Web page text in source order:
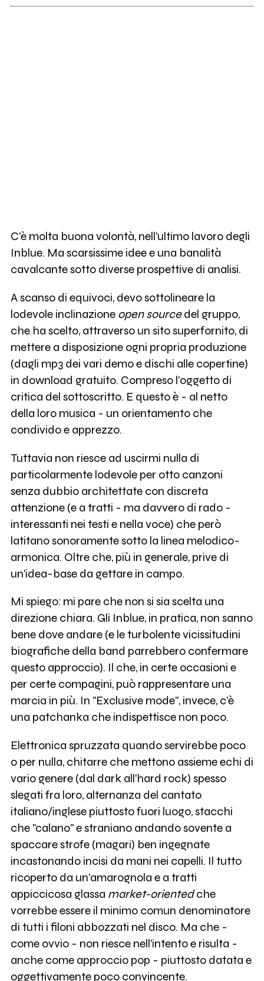
C'è molta buona volontà, nell'ultimo lavoro degli
Inblue. Ma scarsissime idee e una banalità
cavalcante sotto diverse prospettive di analisi.
A scanso di equivoci, devo sottolineare la
lodevole inclinazione open sourcedel gruppo,
che ha scelto, attraverso un sito superfornito, di
mettere a disposizione ogni propria produzione
(dagli mp3 dei vari demo e dischi alle copertine)
in download gratuito. Compreso l'oggetto di
critica del sottoscritto. E questo è - al netto
della loro musica - un orientamento che
condivido e apprezzo.
Tuttavia non riesce ad uscirmi nulla di
particolarmente lodevole per otto canzoni
senza dubbio architettate con discreta
attenzione (e a tratti - ma davvero di rado -
interessanti nei testi e nella voce) che però
latitano sonoramente sotto la linea melodico-
armonica. Oltre che, più in generale, prive di
un'idea-base da gettare in campo.
Mi spiego: mi pare che non si sia scelta una
direzione chiara. Gli Inblue, in pratica, non sanno
bene dove andare (e le turbolente vicissitudini
biografiche della band parrebbero confermare
questo approccio). Il che, in certe occasioni e
per certe compagini, può rappresentare una
marcia in più. In "Exclusive mode", invece, c'è
una patchanka che indispettisce non poco.
Elettronica spruzzata quando servirebbe poco
o per nulla, chitarre che mettono assieme echi di
vario genere (dal dark all'hard rock) spesso
slegati fra loro, alternanza del cantato
italiano/inglese piuttosto fuori luogo, stacchi
che "calano" e straniano andando sovente a
spaccare strofe (magari) ben ingegnate
incastonando incisi da mani nei capelli. Il tutto
ricoperto da un'amarognola e a tratti
appiccicosa glassa market-orientedche
vorrebbe essere il minimo comun denominatore
di tutti i filoni abbozzati nel disco. Ma che -
come ovvio - non riesce nell'intento e risulta -
anche come approccio pop - piuttosto datata e
oggettivamente poco convincente.